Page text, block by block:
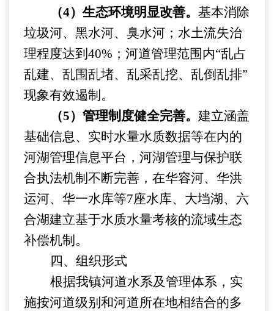
（4）生态环境明显改善。 基本消除
垃圾河、黑水河、臭水河；水土流失治
理程度达到 40%；河道管理范围内“乱占
乱建、乱围乱堵、乱采乱挖、乱倒乱排”
现象有效遏制。
（5）管理制度健全完善。 建立涵盖
基础信息、实时水量水质数据等在内的
河湖管理信息平台，河湖管理与保护联
合执法机制不断完善，在华容河、华洪
运河、华一水库等7座水库、大垱湖、六
合湖建立基于水质水量考核的流域生态
补偿机制。
四、组织形式
根据我镇河道水系及管理体系，实
施按河道级别和河道所在地相结合的多